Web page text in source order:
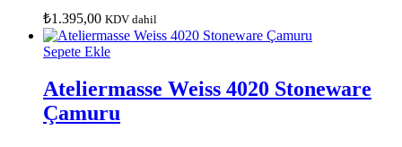
₺1.395,00 KDV dahil
Sepete Ekle
Ateliermasse Weiss 4020 Stoneware
Çamuru